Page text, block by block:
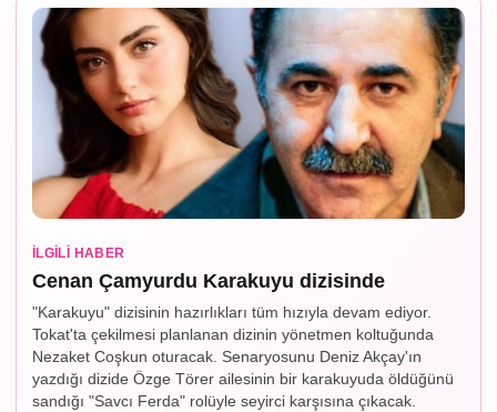
İLGILI HABER
Cenan Çamyurdu Karakuyu dizisinde
"Karakuyu" dizisinin hazırlıkları tüm hızıyla devam ediyor.
Tokat'ta çekilmesi planlanan dizinin yönetmen koltuğunda
Nezaket Coşkun oturacak. Senaryosunu Deniz Akçay'ın
yazdığı dizide Özge Törer ailesinin bir karakuyuda öldüğünü
sandığı "Savcı Ferda" rolüyle seyirci karşısına çıkacak.